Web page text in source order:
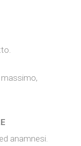
anamnesi.